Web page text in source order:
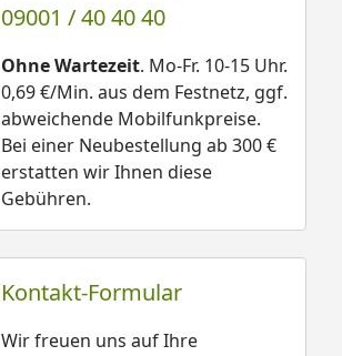
09001 / 40 40 40
Ohne Wartezeit. Mo-Fr. 10-15 Uhr.
0,69 €/Min. aus dem Festnetz, ggf.
abweichende Mobilfunkpreise.
Bei einer Neubestellung ab 300 €
erstatten wir Ihnen diese
Gebühren.
Kontakt-Formular
Wir freuen uns auf Ihre